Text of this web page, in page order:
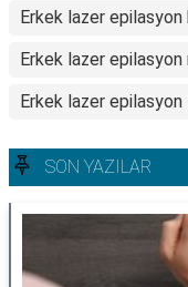
Erkek lazer epilasyon
Erkek lazer
Erkek lazer epilasyon
SON YAZILAR